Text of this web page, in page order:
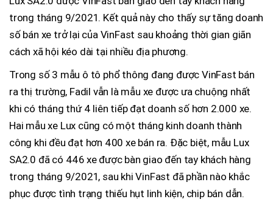
trong tháng 9/2021. Kết quả này cho thấy sự tăng doanh
số bán xe trở lại của VinFast sau khoảng thời gian giãn
cách xã hội kéo dài tại nhiều địa phương.
Trong số 3 mẫu ô tô phổ thông đang được VinFast bán
ra thị trường, Fadil vẫn là mẫu xe được ưa chuộng nhất
khi có tháng thứ 4 liên tiếp đạt doanh số hơn 2.000 xe.
Hai mẫu xe Lux cũng có một tháng kinh doanh thành
công khi đều đạt hơn 400 xe bán ra. Đặc biệt, mẫu Lux
SA2.0 đã có 446 xe được bàn giao đến tay khách hàng
trong tháng 9/2021, sau khi VinFast đã phần nào khắc
phục được tình trạng thiếu hụt linh kiện, chip bán dẫn.